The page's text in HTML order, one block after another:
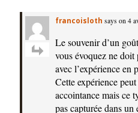
francoisloth says on 4
Le souvenir d’un
vous évoquez ne doit
avec l’expérience en
Cette expérience
accointance mais ce
pas capturée dans